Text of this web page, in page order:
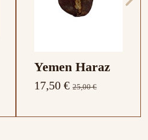
Yemen Haraz
17,50 € 25,00 €